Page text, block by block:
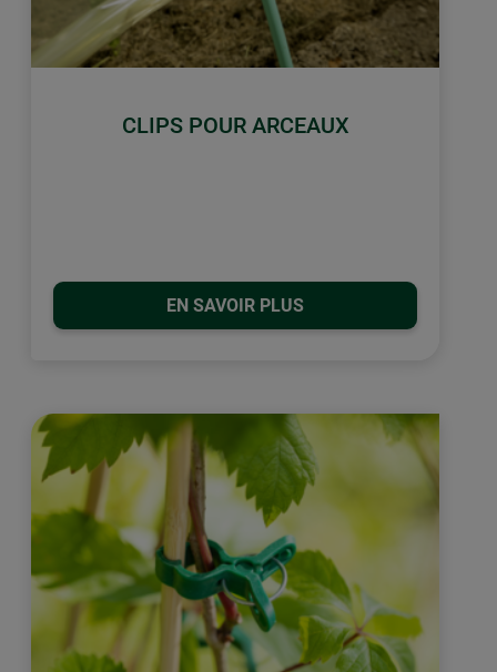
CLIPS POUR ARCEAUX
EN SAVOIR PLUS